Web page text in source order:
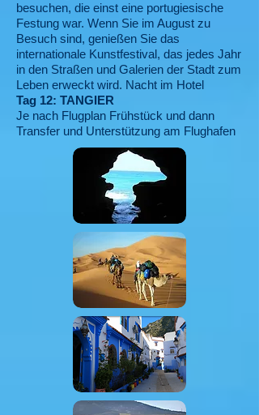
besuchen, die einst eine portugiesische
Festung war. Wenn Sie im August zu
Besuch sind, genießen Sie das
internationale Kunstfestival, das jedes Jahr
in den Straßen und Galerien der Stadt zum
Leben erweckt wird. Nacht im Hotel
Tag 12: TANGIER
Je nach Flugplan Frühstück und dann
Transfer und Unterstützung am Flughafen